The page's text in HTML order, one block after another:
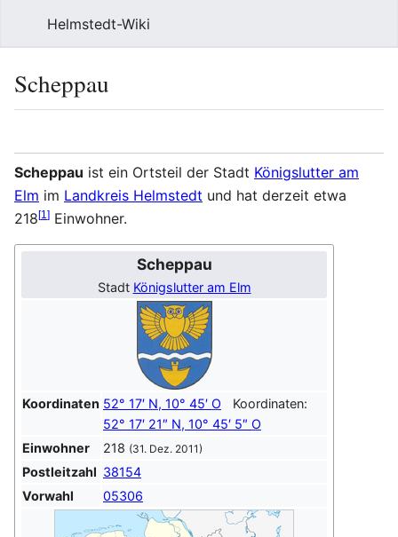
Helmstedt-Wiki
Scheppau
Scheppau ist ein Ortsteil der Stadt Königslutter am
Elm im Landkreis Helmstedt und hat derzeit etwa
218[1 ] Einwohner.
Scheppau
Stadt Königslutter am Elm
Koordinaten 52° 17′ N, 10° 45′ O
Koordinaten:
52° 17′ 21″ N, 10° 45′ 5″ O
Einwohner
218 (31. Dez. 2011)
Postleitzahl 38154
Vorwahl
05306